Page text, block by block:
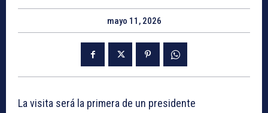
mayo 11, 2026
La visita será la primera de un presidente